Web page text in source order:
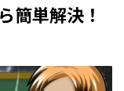
簡単解決！